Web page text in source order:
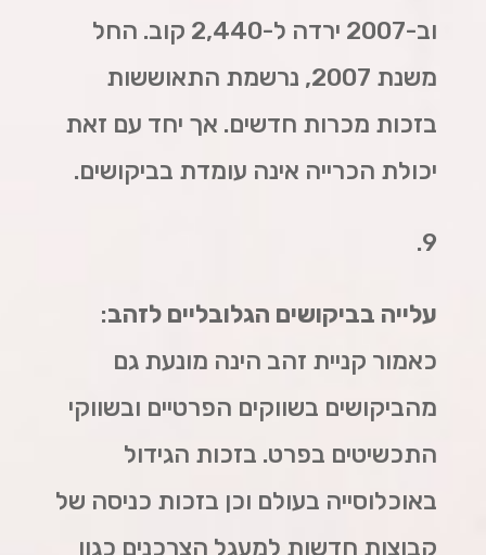
וב-2007 ירדה ל-2,440 קוב. החל
משנת 2007, נרשמת התאוששות
בזכות מכרות חדשים. אך יחד עם זאת
יכולת הכרייה אינה עומדת בביקושים.
9.
עלייה בביקושים הגלובליים לזהב:
כאמור קניית זהב הינה מונעת גם
מהביקושים בשווקים הפרטיים ובשווקי
התכשיטים בפרט. בזכות הגידול
באוכלוסייה בעולם וכן בזכות כניסה של
קבוצות חדשות למעגל הצרכנים כגון